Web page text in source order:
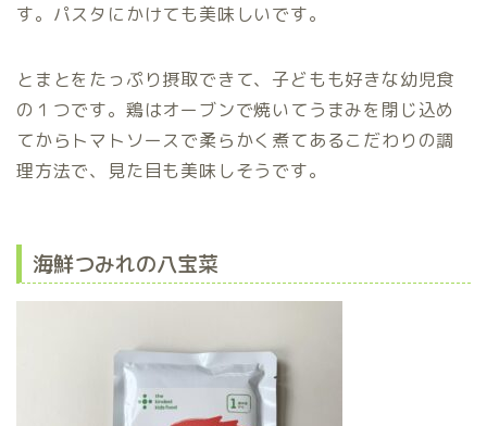
す。パスタにかけても美味しいです。
とまとをたっぷり摂取できて、子どもも好きな幼児食
の１つです。鶏はオーブンで焼いてうまみを閉じ込め
てからトマトソースで柔らかく煮てあるこだわりの調
理方法で、見た目も美味しそうです。
海鮮つみれの八宝菜